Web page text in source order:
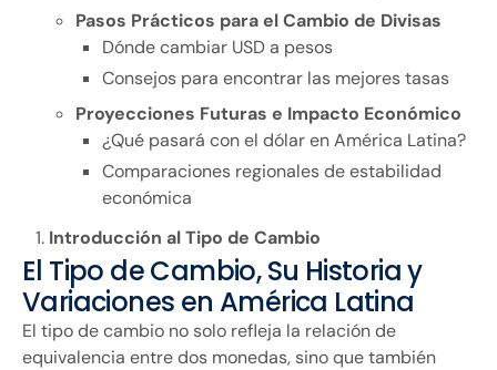
Pasos Prácticos para el Cambio de Divisas
Dónde cambiar USD a pesos
Consejos para encontrar las mejores tasas
Proyecciones Futuras e Impacto Económico
¿Qué pasará con el dólar en América Latina?
Comparaciones regionales de estabilidad
económica
Introducción al Tipo de Cambio
El Tipo de Cambio, Su Historia y
Variaciones en América Latina
El tipo de cambio no solo refleja la relación de
equivalencia entre dos monedas, sino que también